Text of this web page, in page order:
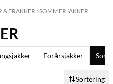
& FRAKKER SOMMERJAKKER
Forårsjakker
Sortering